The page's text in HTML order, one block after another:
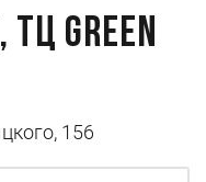
ТЦ Green
156